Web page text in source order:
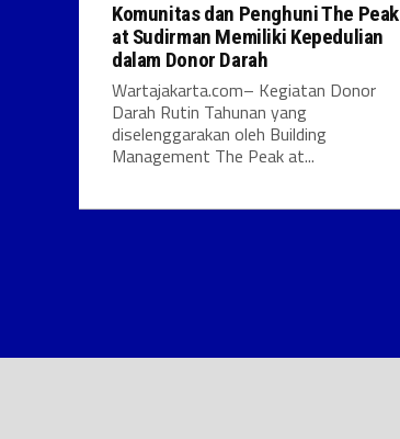
Komunitas dan Penghuni The Peak
at Sudirman Memiliki Kepedulian
dalam Donor Darah
Wartajakarta.com– Kegiatan Donor
Darah Rutin Tahunan yang
diselenggarakan oleh Building
Management The Peak at...